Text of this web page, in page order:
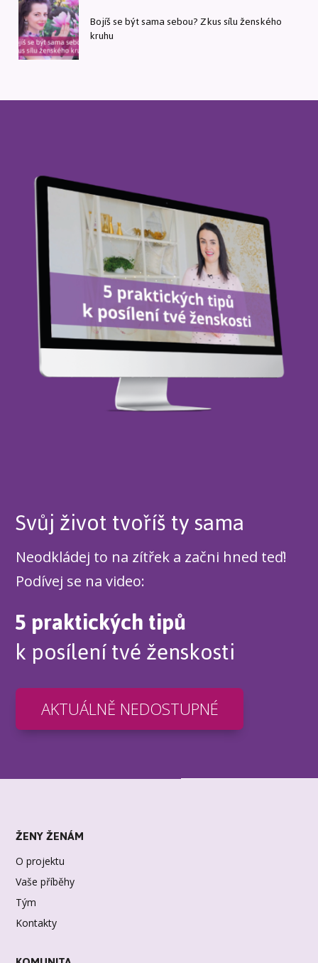
Bojíš se být sama sebou? Zkus sílu ženského
kruhu
Svůj život tvoříš ty sama
Neodkládej to na zítřek a začni hned teď!
Podívej se na video:
5 praktických tipů
k posílení tvé ženskosti
AKTUÁLNĚ NEDOSTUPNÉ
ŽENY ŽENÁM
O projektu
Vaše příběhy
Tým
Kontakty